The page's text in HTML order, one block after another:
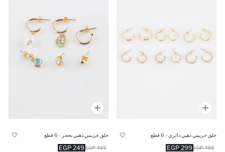
حلق حريمي ذهبي دائري - 6 قطع
299 EGP 499 EGP
حلق حريمي ذهبي بحجر - 6 قطع
249 EGP 499 EGP